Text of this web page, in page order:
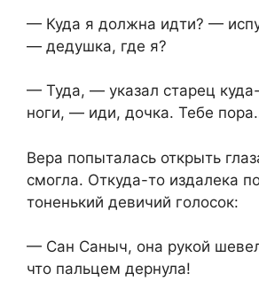
— Куда я должна идти? —
— дедушка, где я?
— Туда, — указал старец
ноги, — иди, дочка. Тебе
Вера попыталась открыть
смогла. Откуда-то издалека
тоненький девичий голосок:
— Сан Саныч, она рукой
что пальцем дернула!